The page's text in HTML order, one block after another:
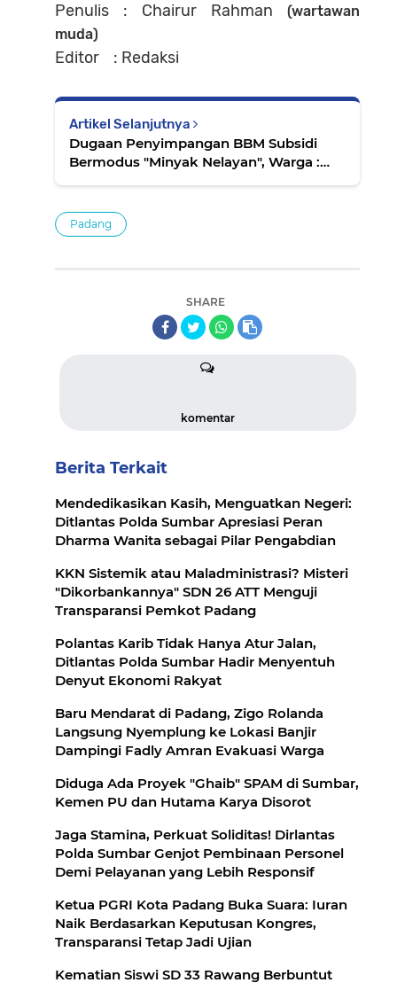
Penulis : Chairur Rahman (wartawan
muda)
Editor : Redaksi
Artikel Selanjutnya
Dugaan Penyimpangan BBM Subsidi
Bermodus "Minyak Nelayan", Warga :
Padang
SHARE
komentar
Berita Terkait
Mendedikasikan Kasih, Menguatkan Negeri:
Ditlantas Polda Sumbar Apresiasi Peran
Dharma Wanita sebagai Pilar Pengabdian
KKN Sistemik atau Maladministrasi? Misteri
"Dikorbankannya" SDN 26 ATT Menguji
Transparansi Pemkot Padang
Polantas Karib Tidak Hanya Atur Jalan,
Ditlantas Polda Sumbar Hadir Menyentuh
Denyut Ekonomi Rakyat
Baru Mendarat di Padang, Zigo Rolanda
Langsung Nyemplung ke Lokasi Banjir
Dampingi Fadly Amran Evakuasi Warga
Diduga Ada Proyek "Ghaib" SPAM di Sumbar,
Kemen PU dan Hutama Karya Disorot
Jaga Stamina, Perkuat Soliditas! Dirlantas
Polda Sumbar Genjot Pembinaan Personel
Demi Pelayanan yang Lebih Responsif
Ketua PGRI Kota Padang Buka Suara: Iuran
Naik Berdasarkan Keputusan Kongres,
Transparansi Tetap Jadi Ujian
Kematian Siswi SD 33 Rawang Berbuntut